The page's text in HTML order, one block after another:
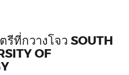
ที่กวางโจว SOUTH
OF